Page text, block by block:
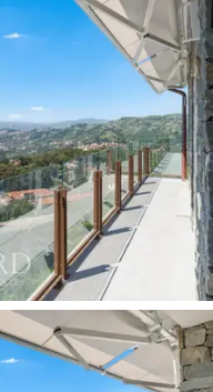
Detstora
och direkt tillgång
över bukten,vilket
delarna av hela
som vetter mot
ljuset som
Ett gästbadrum,
den inre
för gästerna.
mest
öppen yta,